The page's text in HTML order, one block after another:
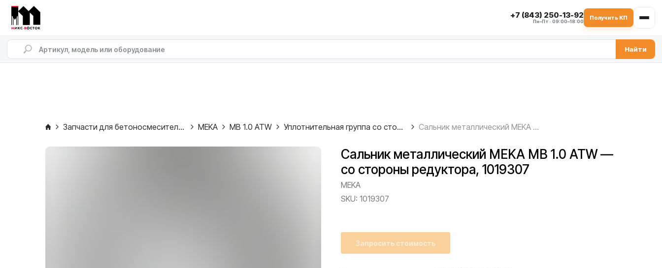
+7 (843) 250-13-92
Пн–Пт · 09:00–18:00
Получить КП
Найти
Запчасти для бетоносмесителей MEKA MB 1.0 ATW Уплотнительная группа со стороны редуктора Сальник металлический MEKA MB 1.0 ATW — со стороны редуктора, 1019307
Сальник металлический MEKA MB 1.0 ATW —
со стороны редуктора, 1019307
MEKA
SKU: 1019307
Запросить стоимость